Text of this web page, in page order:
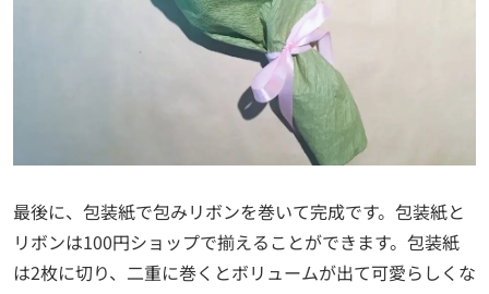
最後に、包装紙で包みリボンを巻いて完成です。包装紙と
リボンは100円ショップで揃えることができます。包装紙
は2枚に切り、二重に巻くとボリュームが出て可愛らしくな